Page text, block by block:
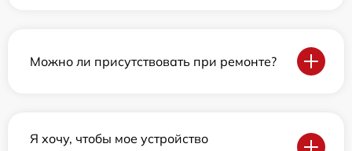
Можно ли присутствовать при ремонте?
Я хочу, чтобы мое устройство